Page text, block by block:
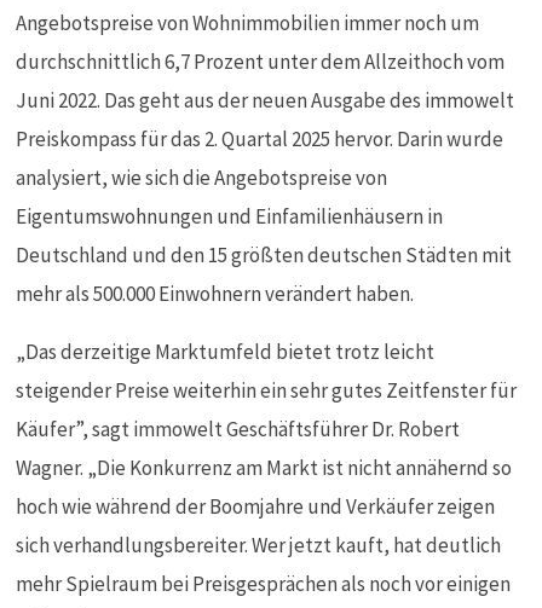
Angebotspreise von Wohnimmobilien immer noch um
durchschnittlich 6,7 Prozent unter dem Allzeithoch vom
Juni 2022. Das geht aus der neuen Ausgabe des immowelt
Preiskompass für das 2. Quartal 2025 hervor. Darin wurde
analysiert, wie sich die Angebotspreise von
Eigentumswohnungen und Einfamilienhäusern in
Deutschland und den 15 größten deutschen Städten mit
mehr als 500.000 Einwohnern verändert haben.
„Das derzeitige Marktumfeld bietet trotz leicht
steigender Preise weiterhin ein sehr gutes Zeitfenster für
Käufer”, sagt immowelt Geschäftsführer Dr. Robert
Wagner. „Die Konkurrenz am Markt ist nicht annähernd so
hoch wie während der Boomjahre und Verkäufer zeigen
sich verhandlungsbereiter. Wer jetzt kauft, hat deutlich
mehr Spielraum bei Preisgesprächen als noch vor einigen